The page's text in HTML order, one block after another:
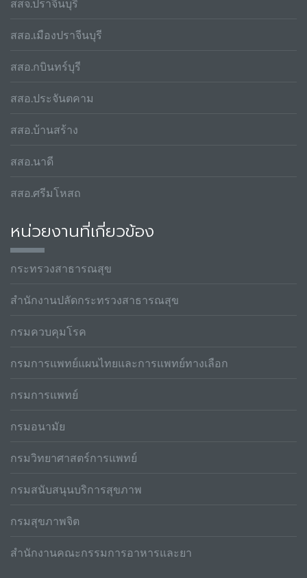
สสจ.ปราจีนบุรี
สสอ.เมืองปราจีนบุรี
สสอ.กบินทร์บุรี
สสอ.ประจันตคาม
สสอ.บ้านสร้าง
สสอ.นาดี
สสอ.ศรีมโหสถ
หน่วยงานที่เกี่ยวข้อง
กระทรวงสาธารณสุข
สำนักงานปลัดกระทรวงสาธารณสุข
กรมควบคุมโรค
กรมการแพทย์แผนไทยและการแพทย์ทางเลือก
กรมการแพทย์
กรมอนามัย
กรมวิทยาศาสตร์การแพทย์
กรมสนับสนุนบริการสุขภาพ
กรมสุขภาพจิต
สำนักงานคณะกรรมการอาหารและยา